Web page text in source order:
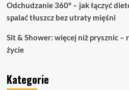
Odchudzanie 360° – jak łączyć
spalać tłuszcz bez utraty mięśni
Sit & Shower: więcej niż prysznic –
życie
Kategorie